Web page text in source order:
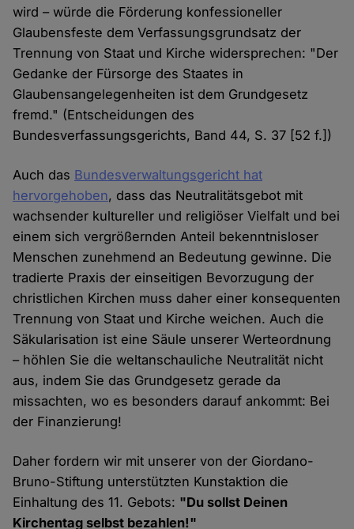
wird – würde die Förderung konfessioneller
Glaubensfeste dem Verfassungsgrundsatz der
Trennung von Staat und Kirche widersprechen: "Der
Gedanke der Fürsorge des Staates in
Glaubensangelegenheiten ist dem Grundgesetz
fremd." (Entscheidungen des
Bundesverfassungsgerichts, Band 44, S. 37 [52 f.])
Auch das Bundesverwaltungsgericht hat
hervorgehoben, dass das Neutralitätsgebot mit
wachsender kultureller und religiöser Vielfalt und bei
einem sich vergrößernden Anteil bekenntnisloser
Menschen zunehmend an Bedeutung gewinne. Die
tradierte Praxis der einseitigen Bevorzugung der
christlichen Kirchen muss daher einer konsequenten
Trennung von Staat und Kirche weichen. Auch die
Säkularisation ist eine Säule unserer Werteordnung
– höhlen Sie die weltanschauliche Neutralität nicht
aus, indem Sie das Grundgesetz gerade da
missachten, wo es besonders darauf ankommt: Bei
der Finanzierung!
Daher fordern wir mit unserer von der Giordano-
Bruno-Stiftung unterstützten Kunstaktion die
Einhaltung des 11. Gebots: "Du sollst Deinen
Kirchentag selbst bezahlen!"